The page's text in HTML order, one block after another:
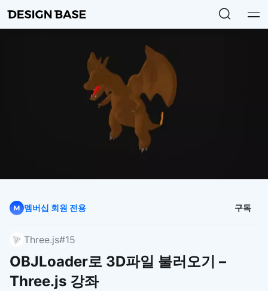
멤버십 회원 전용 구독
Three.js#15
OBJLoader로 3D파일 불러오기 –
Three.js 강좌